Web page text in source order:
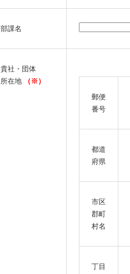
部課名
貴社・団体
所在地
（※）
郵便
番号
都道
府県
市区
郡町
村名
丁目